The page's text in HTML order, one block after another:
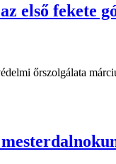
első fekete
őrszolgálata